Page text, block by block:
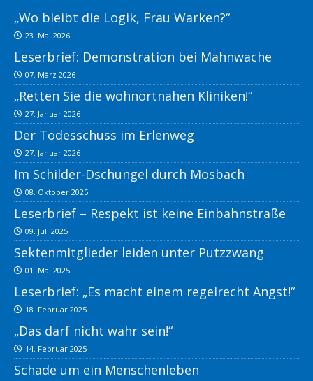
„Wo bleibt die Logik, Frau Warken?“
23. Mai 2026
Leserbrief: Demonstration bei Mahnwache
07. März 2026
„Retten Sie die wohnortnahen Kliniken!“
27. Januar 2026
Der Todesschuss im Erlenweg
27. Januar 2026
Im Schilder-Dschungel durch Mosbach
08. Oktober 2025
Leserbrief – Respekt ist keine Einbahnstraße
09. Juli 2025
Sektenmitglieder leiden unter Putzzwang
01. Mai 2025
Leserbrief: „Es macht einem regelrecht Angst!“
18. Februar 2025
„Das darf nicht wahr sein!“
14. Februar 2025
Schade um ein Menschenleben